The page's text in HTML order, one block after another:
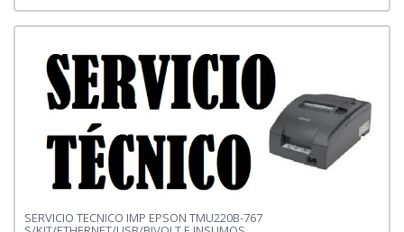
SERVICIO TECNICO IMP EPSON TMU220B-767